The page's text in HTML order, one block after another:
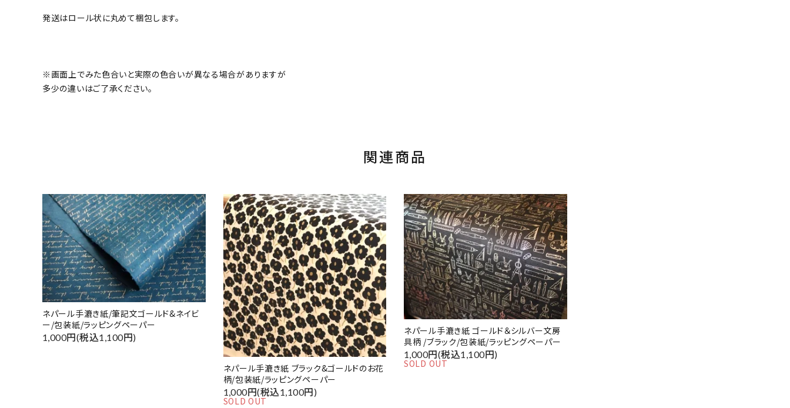
発送はロール状に丸めて梱包します。
※画面上でみた色合いと実際の色合いが異なる場合がありますが
多少の違いはご了承ください。
関連商品
ネパール手漉き紙/筆記文ゴールド&ネイビ
ー/包装紙/ラッピングペーパー
1,000円(税込1,100円)
ネパール手漉き紙 ブラック&ゴールドのお花
柄/包装紙/ラッピングペーパー
1,000円(税込1,100円)
SOLD OUT
ネパール手漉き紙 ゴールド＆シルバー文房
具柄 /ブラック/包装紙/ラッピングペーパー
1,000円(税込1,100円)
SOLD OUT